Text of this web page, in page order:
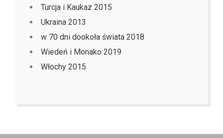
Turcja i Kaukaz 2015
Ukraina 2013
w 70 dni dookoła świata 2018
Wiedeń i Monako 2019
Włochy 2015